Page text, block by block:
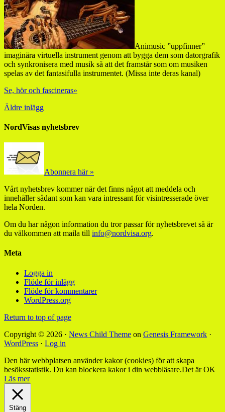
Animusic ”uppfinner”
imaginära virtuella instrument genom att bygga dem som datorgrafik
och synkronisera med musik så att det framstår som om musiken
spelas av det fantasifulla instrumentet. (Missa inte deras kanal)
Se, hör och fascineras»
Äldre inlägg
NordVisas nyhetsbrev
Abonnera här »
Vårt nyhetsbrev kommer när det finns något att meddela och
innehåller sådant som kan vara intressant för visintresserade över
hela Norden.
Om du har någon information du tror passar för nyhetsbrevet så är
du välkommen att maila till info@nordvisa.org.
Meta
Logga in
Flöde för inlägg
Flöde för kommentarer
WordPress.org
Return to top of page
Copyright © 2026 · News Child Theme on Genesis Framework ·
WordPress · Log in
Den här webbplatsen använder kakor (cookies) för att skapa
besöksstatistik. Du kan blockera kakor i din webbläsare.Det är OK
Läs mer
Stäng